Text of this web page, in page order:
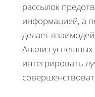
рассылок
информацией, а
делает
Анализ успешных
интегрировать